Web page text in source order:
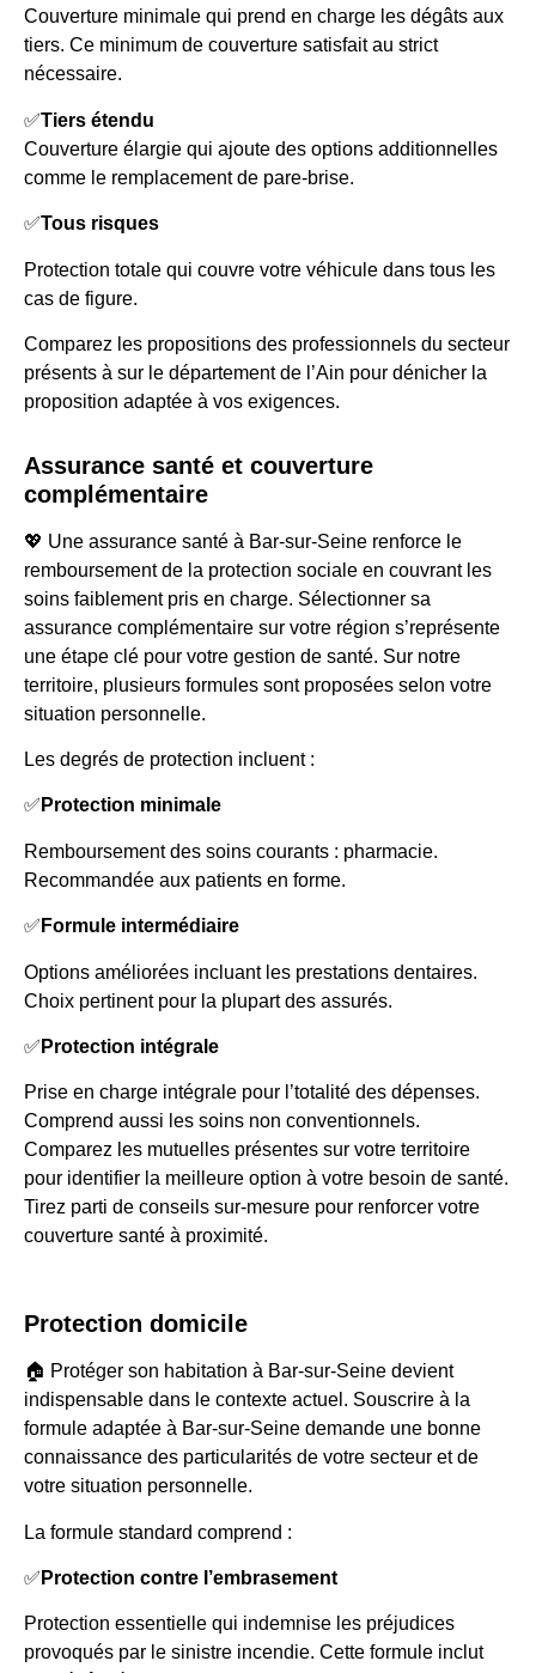
Couverture minimale qui prend en charge les dégâts aux
tiers. Ce minimum de couverture satisfait au strict
nécessaire.
✅Tiers étendu
Couverture élargie qui ajoute des options additionnelles
comme le remplacement de pare-brise.
✅Tous risques
Protection totale qui couvre votre véhicule dans tous les
cas de figure.
Comparez les propositions des professionnels du secteur
présents à sur le département de l’Ain pour dénicher la
proposition adaptée à vos exigences.
Assurance santé et couverture
complémentaire
💖 Une assurance santé à Bar-sur-Seine renforce le
remboursement de la protection sociale en couvrant les
soins faiblement pris en charge. Sélectionner sa
assurance complémentaire sur votre région s’représente
une étape clé pour votre gestion de santé. Sur notre
territoire, plusieurs formules sont proposées selon votre
situation personnelle.
Les degrés de protection incluent :
✅ Protection minimale
Remboursement des soins courants : pharmacie.
Recommandée aux patients en forme.
✅ Formule intermédiaire
Options améliorées incluant les prestations dentaires.
Choix pertinent pour la plupart des assurés.
✅ Protection intégrale
Prise en charge intégrale pour l’totalité des dépenses.
Comprend aussi les soins non conventionnels.
Comparez les mutuelles présentes sur votre territoire
pour identifier la meilleure option à votre besoin de santé.
Tirez parti de conseils sur-mesure pour renforcer votre
couverture santé à proximité.
Protection domicile
🏠 Protéger son habitation à Bar-sur-Seine devient
indispensable dans le contexte actuel. Souscrire à la
formule adaptée à Bar-sur-Seine demande une bonne
connaissance des particularités de votre secteur et de
votre situation personnelle.
La formule standard comprend :
✅ Protection contre l’embrasement
Protection essentielle qui indemnise les préjudices
provoqués par le sinistre incendie. Cette formule inclut